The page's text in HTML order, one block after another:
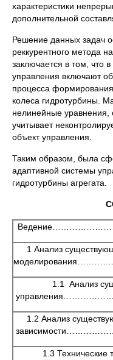
характеристики
дополнительной
Решение данных задач
реккурентного метода
заключается в том, что
управления включают
процесса формирования
колеса гидротурбины.
нелинейные
учитывает
объект управления.
Таким образом, была
адаптивной системы
гидротурбины агрегата.
1 Анализ
1.1 Анализ
1.2 Анализ
1.3 Технические